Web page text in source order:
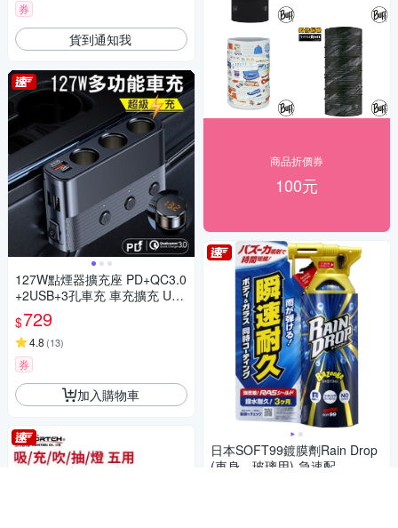
券
貨到通知我
127W點煙器擴充座 PD+QC3.0
+2USB+3孔車充 車充擴充 USB
車用充電器
$729
4.8 (13)
券
加入購物車
商品折價券
100元
日本SOFT99鍍膜劑Rain Drop
(車身、玻璃用)-急速配